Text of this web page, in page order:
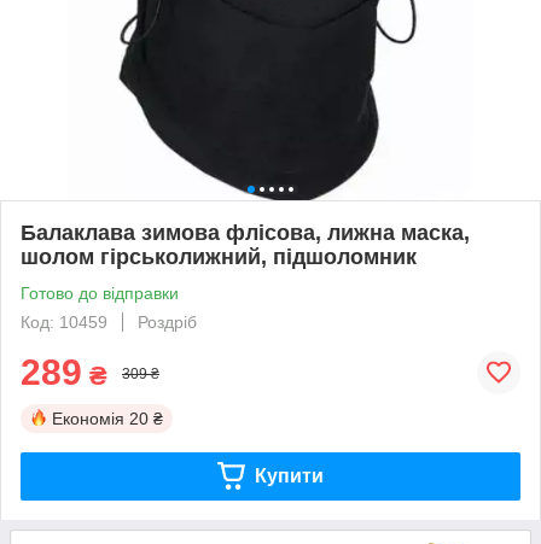
Балаклава зимова флісова, лижна маска,
шолом гірськолижний, підшоломник
Готово до відправки
Код: 10459
Роздріб
289 ₴ 309 ₴
Економія 20 ₴
Купити